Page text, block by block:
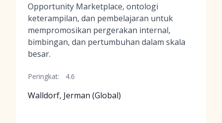
Opportunity Marketplace, ontologi
keterampilan, dan pembelajaran untuk
mempromosikan pergerakan internal,
bimbingan, dan pertumbuhan dalam skala
besar.
Peringkat: 4.6
Walldorf, Jerman (Global)